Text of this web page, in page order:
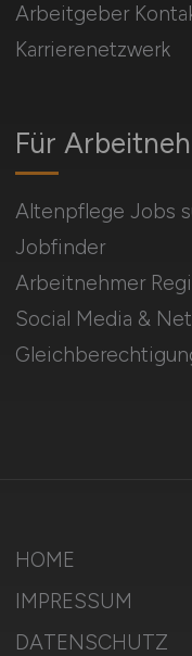
Für
Altenpflege Jobs
Jobfinder
Arbeitnehmer
Social Media &
Arbeitgeber
Karrierenetzwerk
HOME
IMPRESSUM
DATENSCHUTZ